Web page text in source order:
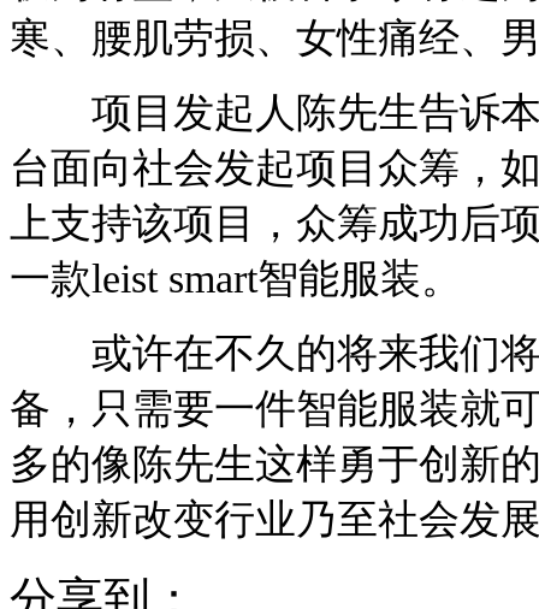
寒、腰肌劳损、女性痛经、
项目发起人陈先生告诉本
台面向社会发起项目众筹，
上支持该项目，众筹成功后
一款leist smart智能服装。
或许在不久的将来我们将
备，只需要一件智能服装就
多的像陈先生这样勇于创新
用创新改变行业乃至社会发